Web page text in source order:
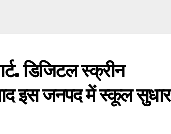
डिजिटल स्क्रीन
इस जनपद में स्कूल सुधार